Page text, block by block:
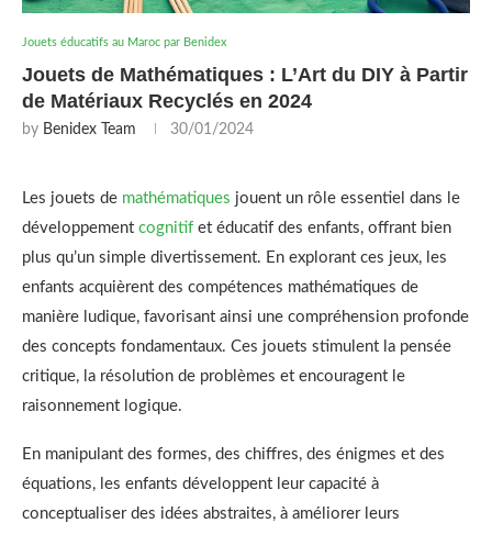
Jouets éducatifs au Maroc par Benidex
Jouets de Mathématiques : L’Art du DIY à Partir
de Matériaux Recyclés en 2024
by Benidex Team 30/01/2024
Les jouets de mathématiques jouent un rôle essentiel dans le
développement cognitif et éducatif des enfants, offrant bien
plus qu’un simple divertissement. En explorant ces jeux, les
enfants acquièrent des compétences mathématiques de
manière ludique, favorisant ainsi une compréhension profonde
des concepts fondamentaux. Ces jouets stimulent la pensée
critique, la résolution de problèmes et encouragent le
raisonnement logique.
En manipulant des formes, des chiffres, des énigmes et des
équations, les enfants développent leur capacité à
conceptualiser des idées abstraites, à améliorer leurs